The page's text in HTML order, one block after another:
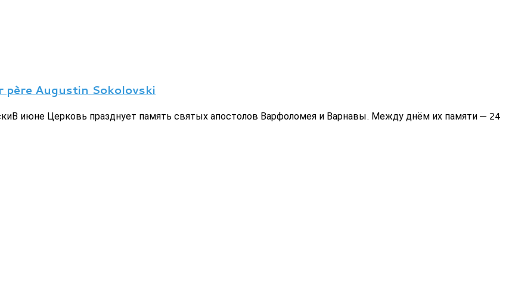
père Augustin Sokolovski
Церковь празднует память святых апостолов Варфоломея и Варнавы. Между днём их памяти — 24